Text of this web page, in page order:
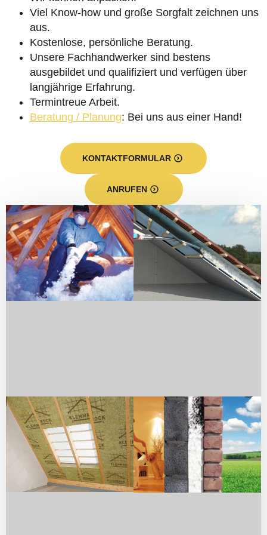
Viel Know-how und große Sorgfalt zeichnen uns
aus.
Kostenlose, persönliche Beratung.
Unsere Fachhandwerker sind bestens
ausgebildet und qualifiziert und verfügen über
langjährige Erfahrung.
Termintreue Arbeit.
Beratung / Planung: Bei uns aus einer Hand!
KONTAKTFORMULAR
ANRUFEN